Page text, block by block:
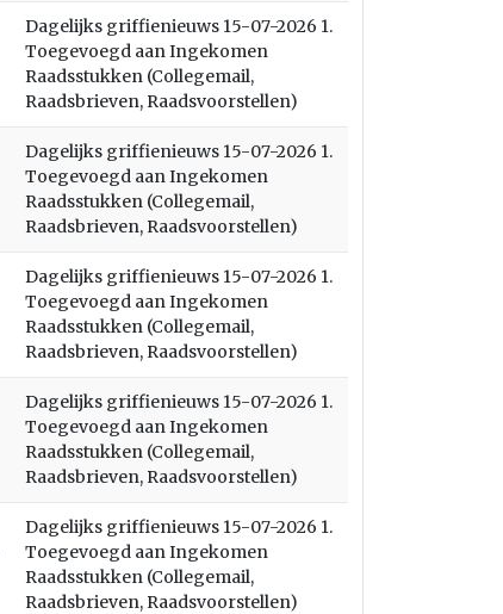
Dagelijks griffienieuws 15-07-2026 1.
Toegevoegd aan Ingekomen
Raadsstukken (Collegemail,
Raadsbrieven, Raadsvoorstellen)
Dagelijks griffienieuws 15-07-2026 1.
Toegevoegd aan Ingekomen
Raadsstukken (Collegemail,
Raadsbrieven, Raadsvoorstellen)
Dagelijks griffienieuws 15-07-2026 1.
Toegevoegd aan Ingekomen
Raadsstukken (Collegemail,
Raadsbrieven, Raadsvoorstellen)
Dagelijks griffienieuws 15-07-2026 1.
Toegevoegd aan Ingekomen
Raadsstukken (Collegemail,
Raadsbrieven, Raadsvoorstellen)
Dagelijks griffienieuws 15-07-2026 1.
Toegevoegd aan Ingekomen
Raadsstukken (Collegemail,
Raadsbrieven, Raadsvoorstellen)